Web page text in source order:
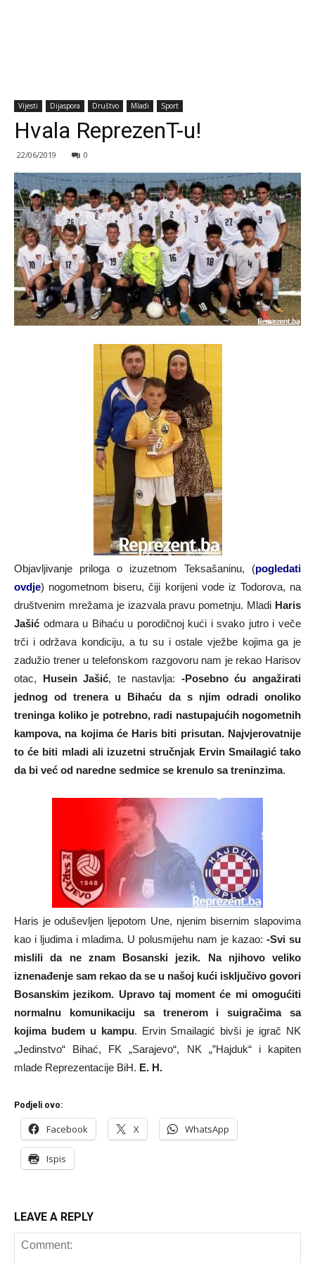
Vijesti Dijaspora Društvo Mladi Sport
Hvala ReprezenT-u!
22/06/2019 0
Objavljivanje priloga o izuzetnom Teksašaninu, (pogledati
ovdje) nogometnom biseru, čiji korijeni vode iz Todorova, na
društvenim mrežama je izazvala pravu pometnju. Mladi Haris
Jašić odmara u Bihaću u porodičnoj kući i svako jutro i veče
trči i održava kondiciju, a tu su i ostale vježbe kojima ga je
zadužio trener u telefonskom razgovoru nam je rekao Harisov
otac, Husein Jašić, te nastavlja: -Posebno ću angažirati
jednog od trenera u Bihaću da s njim odradi onoliko
treninga koliko je potrebno, radi nastupajućih nogometnih
kampova, na kojima će Haris biti prisutan. Najvjerovatnije
to će biti mladi ali izuzetni stručnjak Ervin Smailagić tako
da bi već od naredne sedmice se krenulo sa treninzima.
Haris je oduševljen ljepotom Une, njenim bisernim slapovima
kao i ljudima i mladima. U polusmijehu nam je kazao: -Svi su
mislili da ne znam Bosanski jezik. Na njihovo veliko
iznenađenje sam rekao da se u našoj kući isključivo govori
Bosanskim jezikom. Upravo taj moment će mi omogućiti
normalnu komunikaciju sa trenerom i suigračima sa
kojima budem u kampu. Ervin Smailagić bivši je igrač NK
„Jedinstvo“ Bihać, FK „Sarajevo“, NK „”Hajduk“ i kapiten
mlade Reprezentacije BiH. E. H.
Podjeli ovo:
Facebook X WhatsApp
Ispis
LEAVE A REPLY